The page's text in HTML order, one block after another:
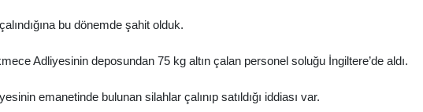
bu dönemde şahit olduk.
Adliyesinin deposundan 75 kg altın çalan personel soluğu İngiltere’de aldı.
emanetinde bulunan silahlar çalınıp satıldığı iddiası var.